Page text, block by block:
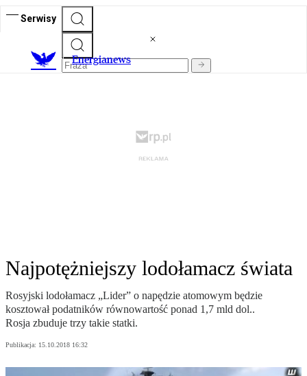
Serwisy
Energianews
Najpotężniejszy lodołamacz świata
Rosyjski lodołamacz „Lider” o napędzie atomowym będzie
kosztował podatników równowartość ponad 1,7 mld dol..
Rosja zbuduje trzy takie statki.
Publikacja: 15.10.2018 16:32